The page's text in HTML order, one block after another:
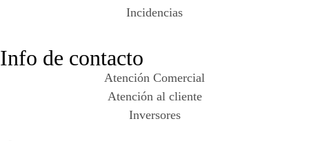
Incidencias
Info de contacto
Atención Comercial
Atención al cliente
Inversores